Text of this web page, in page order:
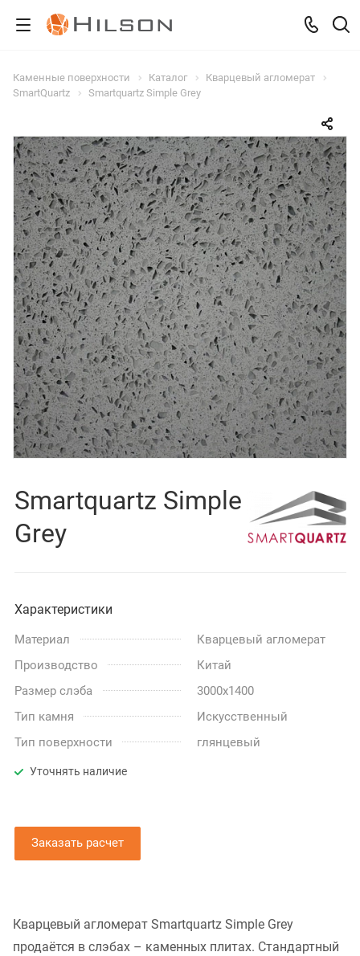
Каменные поверхности Каталог
Кварцевый агломерат
SmartQuartz
Smartquartz Simple Grey
Smartquartz Simple
Grey
Характеристики
Материал
Кварцевый агломерат
Производство
Китай
Размер слэба
3000x1400
Тип камня
Искусственный
Тип поверхности
глянцевый
Уточнять наличие
Заказать расчет
Кварцевый агломерат Smartquartz Simple Grey
продаётся в слэбах – каменных плитах. Стандартный